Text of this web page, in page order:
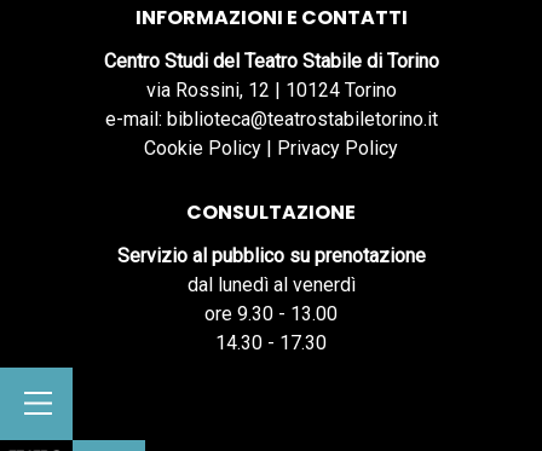
INFORMAZIONI E CONTATTI
Centro Studi del Teatro Stabile di Torino
via Rossini, 12 | 10124 Torino
e-mail: biblioteca@teatrostabiletorino.it
Cookie Policy | Privacy Policy
CONSULTAZIONE
Servizio al pubblico su prenotazione
dal lunedì al venerdì
ore 9.30 - 13.00
14.30 - 17.30